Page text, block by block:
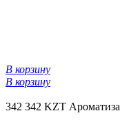
В корзину
В корзину
342 342 KZT